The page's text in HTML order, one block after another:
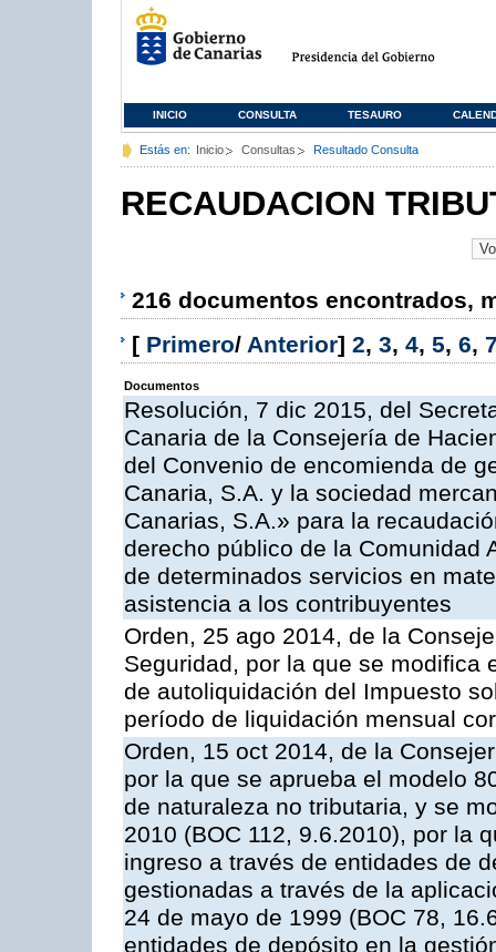
INICIO CONSULTA TESAURO
Estás en: Inicio Consultas Resultado Consulta
RECAUDACION
216 documentos encontrados,
[ Primero/ Anterior] 2, 3, 4, 5, 6,
Documentos
Resolución, 7 dic 2015, del
Canaria de la Consejería de
del Convenio de encomienda de
Canaria, S.A. y la sociedad
Canarias, S.A.» para la
derecho público de la Comunidad
de determinados servicios en
asistencia a los contribuyentes
Orden, 25 ago 2014, de la
Seguridad, por la que se modifica
de autoliquidación del Impuesto
período de liquidación mensual
Orden, 15 oct 2014, de la
por la que se aprueba el modelo
de naturaleza no tributaria, y se
2010 (BOC 112, 9.6.2010), por la
ingreso a través de entidades de
gestionadas a través de la
24 de mayo de 1999 (BOC 78,
entidades de depósito en la